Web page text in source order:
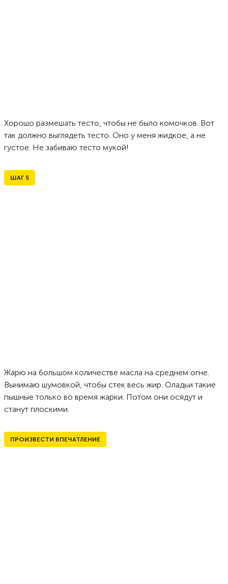
Хорошо размешать тесто, чтобы не было комочков. Вот
так должно выглядеть тесто. Оно у меня жидкое, а не
густое. Не забиваю тесто мукой!
ШАГ 5
Жарю на большом количестве масла на среднем огне.
Вынимаю шумовкой, чтобы стек весь жир. Оладьи такие
пышные только во время жарки. Потом они осядут и
станут плоскими.
ПРОИЗВЕСТИ ВПЕЧАТЛЕНИЕ